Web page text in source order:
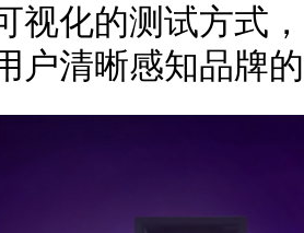
视化的测试方式
户清晰感知品牌